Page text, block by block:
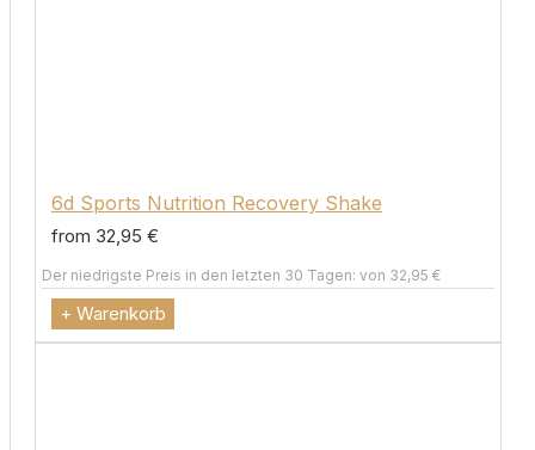
6d Sports Nutrition Recovery Shake
from 32,95 €
Der niedrigste Preis in den letzten 30 Tagen: von 32,95 €
+ Warenkorb